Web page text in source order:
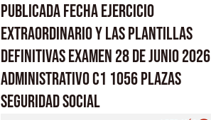
PUBLICADA FECHA EJERCICIO
EXTRAORDINARIO Y LAS PLANTILLAS
DEFINITIVAS EXAMEN 28 DE JUNIO 2026
ADMINISTRATIVO C1 1056 PLAZAS
SEGURIDAD SOCIAL